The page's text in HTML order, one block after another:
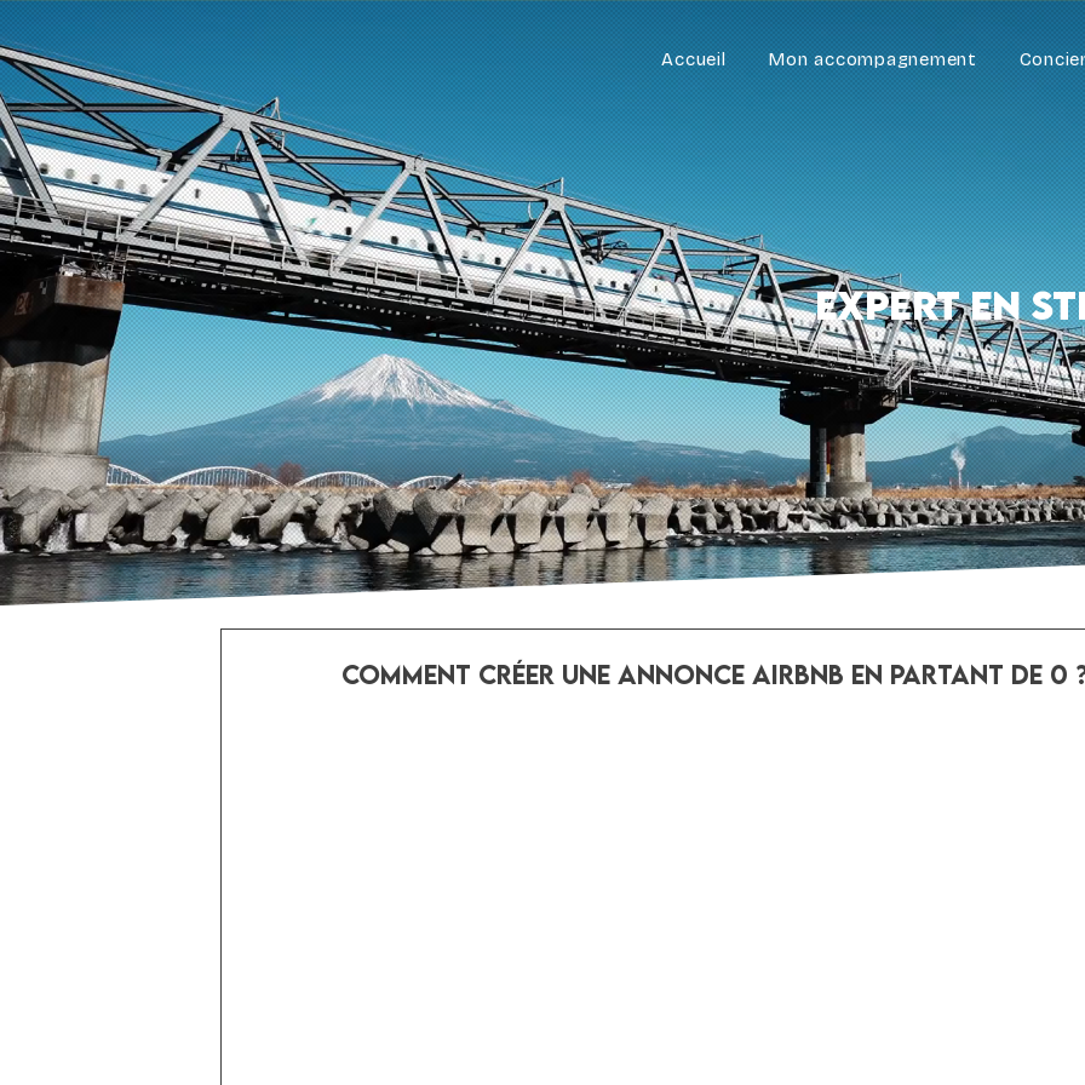
Accueil Mon accompagnement
Comment créer une annonce Airbnb en partant de 0
expert en